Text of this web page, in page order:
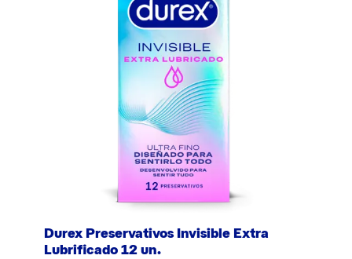
Durex Preservativos Invisible Extra
Lubrificado 12 un.